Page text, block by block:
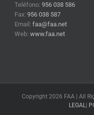
Teléfono: 956 038 586
Fax: 956 038 587
Email: faa@faa.net
Web: www.faa.net
Copyright 2026 FAA | All
LEGAL |